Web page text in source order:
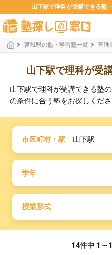
山下駅で理科が受講できる塾
宮城県の塾・学習塾一覧 亘理
山下駅で理科が受
山下駅で理科が受講できる塾
の条件に合う塾をお探しくださ
市区町村・駅 山下駅
学年
授業形式
14件中 1～